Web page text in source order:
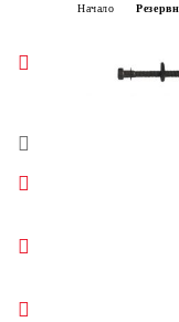
Начало